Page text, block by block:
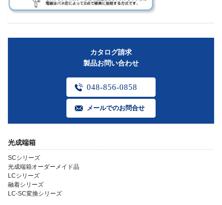
カタログ請求
製品お問い合わせ
048-856-0858
メールでのお問合せ
光成端箱
SCシリーズ
光成端箱オーダーメイド品
LCシリーズ
融着シリーズ
LC-SC変換シリーズ